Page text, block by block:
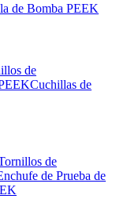
de Bomba PEEK
de
Cuchillas de
de
de Prueba de